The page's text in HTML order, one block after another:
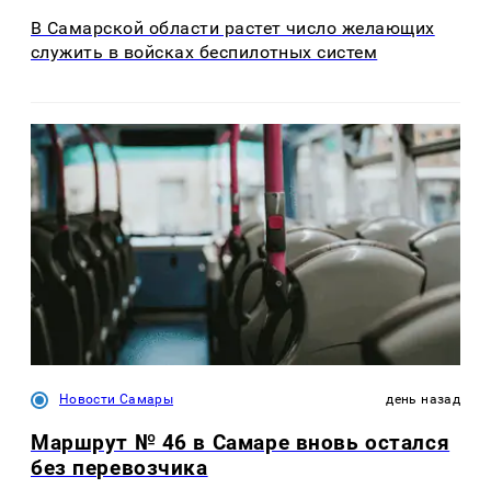
В Самарской области растет число желающих
служить в войсках беспилотных систем
Новости Самары день назад
Маршрут № 46 в Самаре вновь остался
без перевозчика